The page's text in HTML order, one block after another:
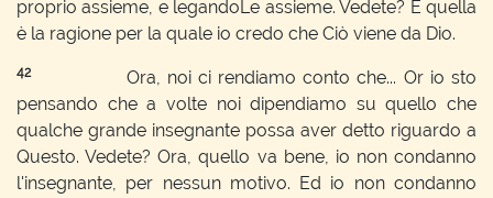
proprio assieme, e legandoLe assieme. Vedete? E quella
è la ragione per la quale io credo che Ciò viene da Dio.
42Ora, noi ci rendiamo conto che... Or io sto
pensando che a volte noi dipendiamo su quello che
qualche grande insegnante possa aver detto riguardo a
Questo. Vedete? Ora, quello va bene, io non condanno
l'insegnante, per nessun motivo. Ed io non condanno